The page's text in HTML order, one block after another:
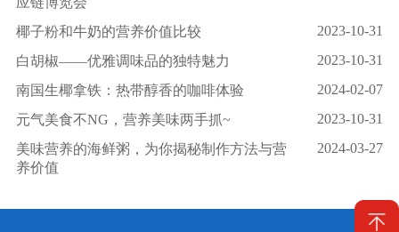
椰子粉和牛奶的营养价值比较
2023-10-31
白胡椒——优雅调味品的独特魅力
2023-10-31
南国生椰拿铁：热带醇香的咖啡体验
2024-02-07
元气美食不NG，营养美味两手抓~
2023-10-31
美味营养的海鲜粥，为你揭秘制作方法与营
养价值
2024-03-27